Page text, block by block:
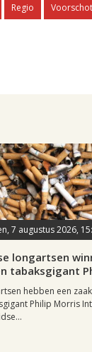
Regio
7 augustus 2026,
longartsen
tabaksgigant
hebben een
Philip Morris